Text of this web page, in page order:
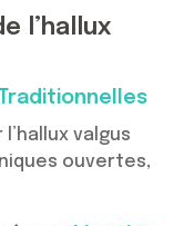
l’hallux
valgus
ouvertes,